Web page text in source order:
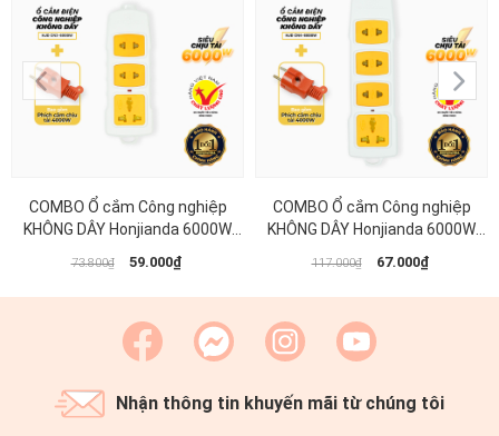
COMBO Ổ cắm Công nghiệp
KHÔNG DÂY Honjianda 6000W
73.800₫ 59.000₫
COMBO Ổ cắm Công nghiệp
KHÔNG DÂY Honjianda 6000W
117.000₫ 67.000₫
Nhận thông tin khuyến mãi từ chúng tôi